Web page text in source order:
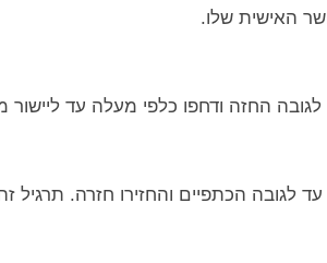
האישית שלו.
החזה ודחפו כלפי מעלה עד ליישור
לגובה הכתפיים והחזירו חזרה. תרגיל